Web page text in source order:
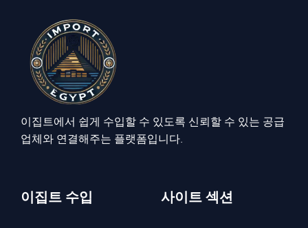
이집트에서 쉽게 수입할 수 있도록 신뢰할 수 있는 공급
업체와 연결해주는 플랫폼입니다.
이집트 수입 사이트 섹션